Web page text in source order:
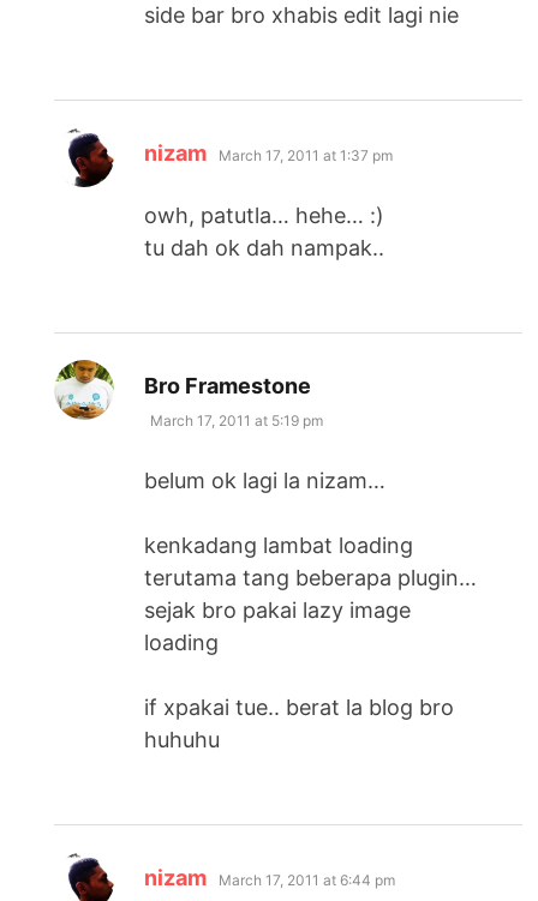
side bar bro xhabis edit lagi nie
nizam says:
March 17, 2011 at 1:37 pm
owh, patutla… hehe… :)
tu dah ok dah nampak..
Bro Framestone
March 17, 2011 at 5:19 pm
belum ok lagi la nizam…
kenkadang lambat loading
terutama tang beberapa plugin…
sejak bro pakai lazy image
loading
if xpakai tue.. berat la blog bro
huhuhu
nizam says:
March 17, 2011 at 6:44 pm